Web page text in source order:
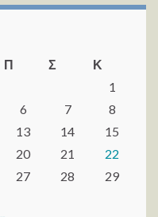
Π Σ
Κ
1
6 7
8
13 14
15
20 21
22
27 28
29